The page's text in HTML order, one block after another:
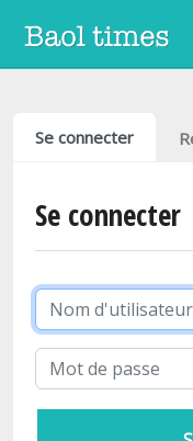
Onglets
Se connecter
Se connecter